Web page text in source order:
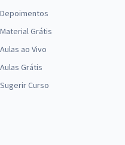
Depoimentos
Material Grátis
Aulas ao Vivo
Aulas Grátis
Sugerir Curso